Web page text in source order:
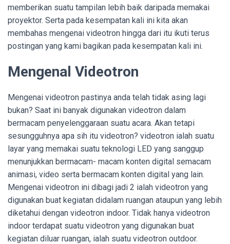
memberikan suatu tampilan lebih baik daripada memakai
proyektor. Serta pada kesempatan kali ini kita akan
membahas mengenai videotron hingga dari itu ikuti terus
postingan yang kami bagikan pada kesempatan kali ini.
Mengenal Videotron
Mengenai videotron pastinya anda telah tidak asing lagi
bukan? Saat ini banyak digunakan videotron dalam
bermacam penyelenggaraan suatu acara. Akan tetapi
sesungguhnya apa sih itu videotron? videotron ialah suatu
layar yang memakai suatu teknologi LED yang sanggup
menunjukkan bermacam- macam konten digital semacam
animasi, video serta bermacam konten digital yang lain.
Mengenai videotron ini dibagi jadi 2 ialah videotron yang
digunakan buat kegiatan didalam ruangan ataupun yang lebih
diketahui dengan videotron indoor. Tidak hanya videotron
indoor terdapat suatu videotron yang digunakan buat
kegiatan diluar ruangan, ialah suatu videotron outdoor.